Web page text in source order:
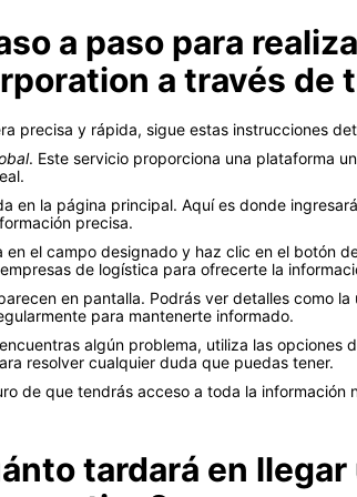
a paso para
a través de
precisa y rápida, sigue estas instrucciones
. Este servicio proporciona una plataforma
en la página principal. Aquí es donde
precisa.
en el campo designado y haz clic en el botón
de logística para ofrecerte la
en pantalla. Podrás ver detalles como
para mantenerte informado.
algún problema, utiliza las
resolver cualquier duda que puedas tener.
de que tendrás acceso a toda la
tardará en